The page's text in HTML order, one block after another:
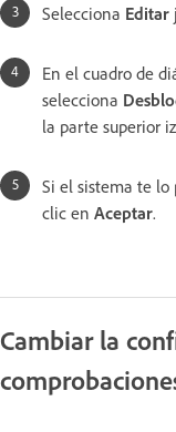
Selecciona Editar
En el cuadro de
selecciona
la parte superior
Si el sistema te lo
clic en Aceptar.
Cambiar la